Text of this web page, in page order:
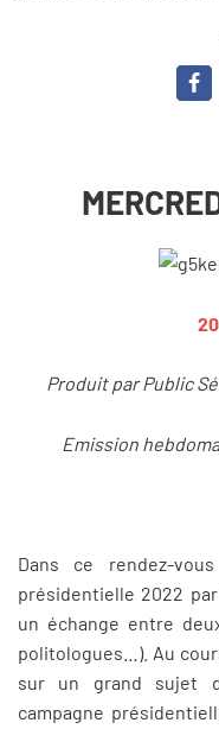
Produit par Public
Emission
Dans ce rendez-
présidentielle 2022 par
un échange entre
politologues…). Au
sur un grand sujet
campagne